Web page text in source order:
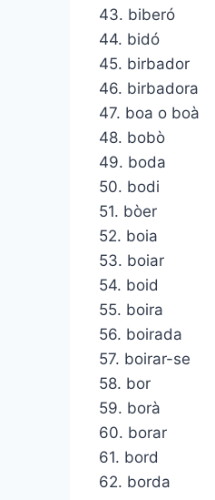
43. biberó
44. bidó
45. birbador
46. birbadora
47. boa o boà
48. bobò
49. boda
50. bodi
51. bòer
52. boia
53. boiar
54. boid
55. boira
56. boirada
57. boirar-se
58. bor
59. borà
60. borar
61. bord
62. borda